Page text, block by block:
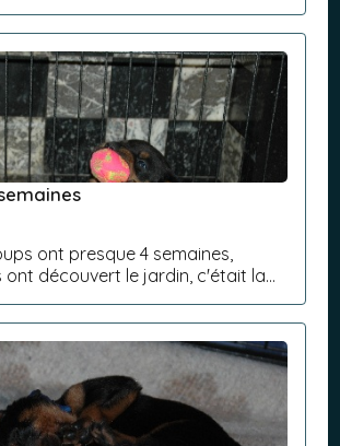
2 femelles.Renseignements
ont presque 4 semaines,
ont découvert le jardin, c'était la